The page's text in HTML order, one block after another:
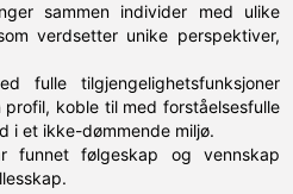
sammen individer med ulike
verdsetter unike perspektiver,
fulle tilgjengelighetsfunksjoner
koble til med forståelsesfulle
i et ikke-dømmende miljø.
funnet følgeskap og vennskap